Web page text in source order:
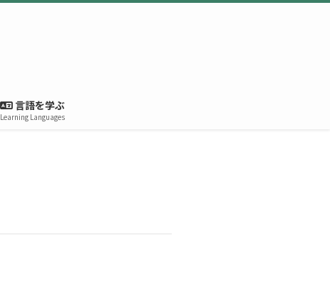
言語を学ぶ
Learning Languages